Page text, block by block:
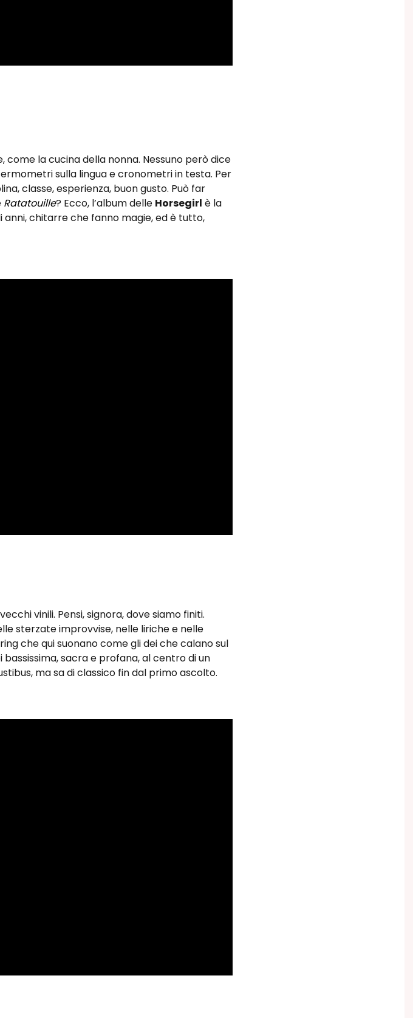
come la cucina della nonna. Nessuno però dice
sulla lingua e cronometri in testa. Per
classe, esperienza, buon gusto. Può far
Ratatouille? Ecco, l’album delle Horsegirl è la
chitarre che fanno magie, ed è tutto,
vinili. Pensi, signora, dove siamo finiti.
sterzate improvvise, nelle liriche e nelle
che qui suonano come gli dei che calano sul
bassissima, sacra e profana, al centro di un
ma sa di classico fin dal primo ascolto.